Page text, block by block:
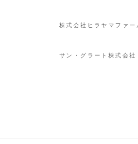
株式会社ヒラヤマファー
サン・グラート株式会社